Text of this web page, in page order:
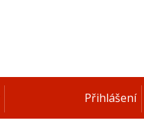
Přihlášení